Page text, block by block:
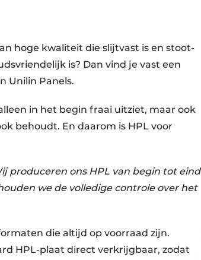
hoge kwaliteit die slijtvast is en stoot-
is? Dan vind je vast een
Unilin Panels.
in het begin fraai uitziet, maar ook
behoudt. En daarom is HPL voor
produceren ons HPL van begin tot eind
we de volledige controle over het
die altijd op voorraad zijn.
HPL-plaat direct verkrijgbaar, zodat